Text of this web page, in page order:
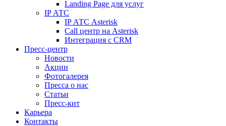
Landing Page для услуг
IP АТС
IP АТС Asterisk
Call центр на Asterisk
Интеграция с CRM
Пресс-центр
Новости
Акции
Фотогалерея
Пресса о нас
Статьи
Пресс-кит
Карьера
Контакты